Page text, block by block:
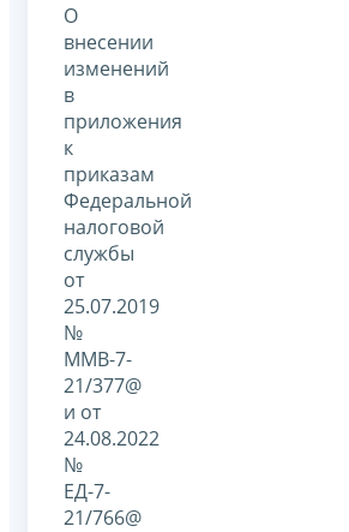
О
внесении
изменений
в
приложения
к
приказам
Федеральной
налоговой
службы
от
25.07.2019
№
ММВ-7-
21/377@
и от
24.08.2022
№
ЕД-7-
21/766@